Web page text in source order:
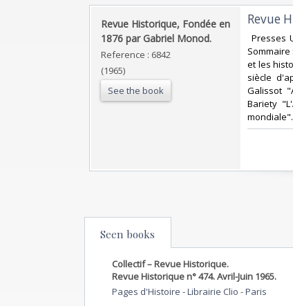
‎Revue Historique, Fondée en
1876 par Gabriel Monod.‎
Reference : 6842
(1965)
See the book
‎Revue
Presses
et les
siècle
Galissot
Bariety
mondiale".
Seen books
Collectif – Revue Historique.
Revue Historique n° 474. Avril-Juin 1965.
Pages d'Histoire - Librairie Clio -Paris